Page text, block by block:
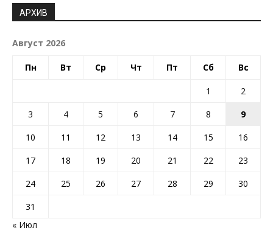
АРХИВ
Август 2026
Пн Вт Ср Чт Пт Сб Вс
1
2
3
4 5 6 7 8
9
10
11 12 13 14 15
16
17
18 19 20 21 22
23
24
25 26 27 28 29
30
31
« Июл